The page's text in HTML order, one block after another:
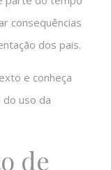
consequências
dos pais.
e conheça
uso da
de